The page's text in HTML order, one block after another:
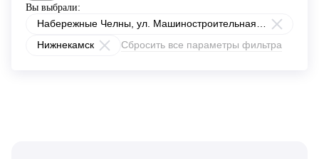
Вы выбрали:
Набережные Челны, ул. Машиностроительная, 1/2Б
Нижнекамск
Сбросить все параметры фильтра